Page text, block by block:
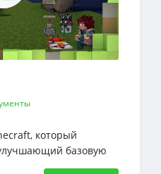
который
базовую
очень простой